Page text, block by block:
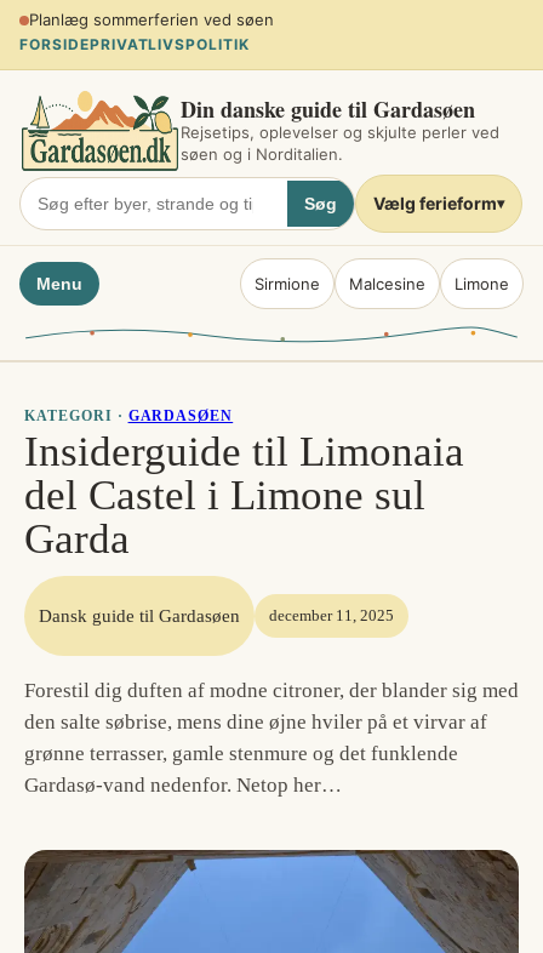
Spring
indhold
Planlæg sommerferien ved søen
FORSIDEPRIVATLIVSPOLITIK
Din danske guide til Gardasøen
Rejsetips, oplevelser og skjulte perler ved
søen og i Norditalien.
Søg Vælg ferieform▾
Menu Sirmione Malcesine Limone
KATEGORI · GARDASØEN
Insiderguide til Limonaia
del Castel i Limone sul
Garda
Dansk guide til Gardasøen december 11, 2025
Forestil dig duften af modne citroner, der blander sig med
den salte søbrise, mens dine øjne hviler på et virvar af
grønne terrasser, gamle stenmure og det funklende
Gardasø-vand nedenfor. Netop her…